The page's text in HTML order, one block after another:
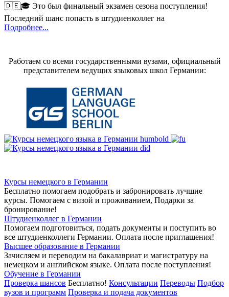
🇩🇪🎓 Это был финальный экзамен сезона поступления!
Последний шанс попасть в штудиенколлег на
Подробнее...
Работаем со всеми государственными вузами, официальный
представителем ведущих языковых школ Германии:
Курсы немецкого в Германии
Бесплатно помогаем подобрать и забронировать лучшие
курсы. Помогаем с визой и проживанием, Подарки за
бронирование!
Штудиенколлег в Германии
Помогаем подготовиться, подать документы и поступить во
все штудиенколлеги Германии. Оплата после приглашения!
Высшее образование в Германии
Зачисляем и переводим на бакалавриат и магистратуру на
немецком и английском языке. Оплата после поступления!
Обучение в Германии
Проверка шансов Бесплатно! Консультации Переводы Подбор
вузов и программ Проверка и подача документов